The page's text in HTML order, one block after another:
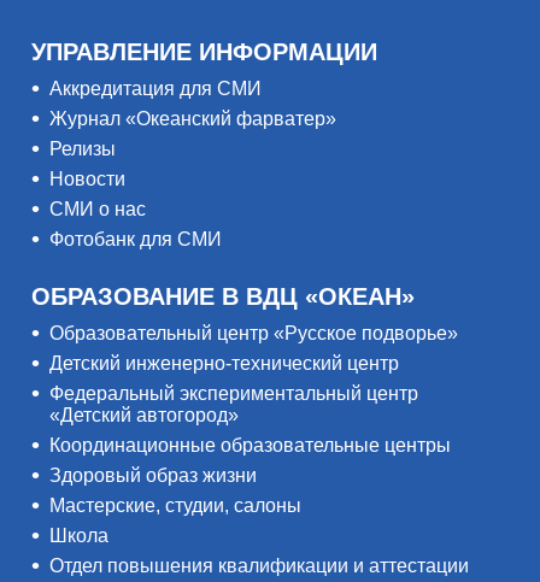
УПРАВЛЕНИЕ ИНФОРМАЦИИ
Аккредитация для СМИ
Журнал «Океанский фарватер»
Релизы
Новости
СМИ о нас
Фотобанк для СМИ
ОБРАЗОВАНИЕ В ВДЦ «ОКЕАН»
Образовательный центр «Русское подворье»
Детский инженерно-технический центр
Федеральный экспериментальный центр
«Детский автогород»
Координационные образовательные центры
Здоровый образ жизни
Мастерские, студии, салоны
Школа
Отдел повышения квалификации и аттестации